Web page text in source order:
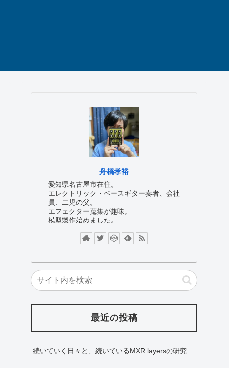
舟橋孝裕
愛知県名古屋市在住。
エレクトリック・ベースギター奏者、会社
員、二児の父。
エフェクター蒐集が趣味。
模型製作始めました。
最近の投稿
続いていく日々と、続いているMXR layersの研究